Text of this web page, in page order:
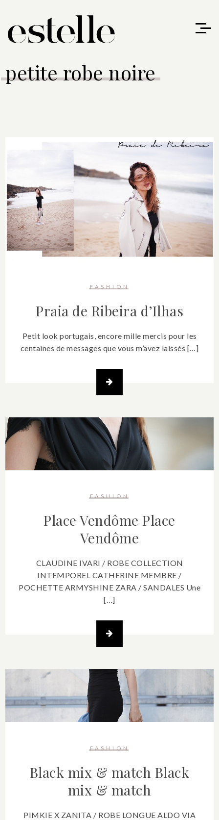
petite robe noire
FASHION
Praia de Ribeira d’Ilhas
Petit look portugais, encore mille mercis pour les
centaines de messages que vous m’avez laissés […]
FASHION
Place VendômePlace
Vendôme
CLAUDINE IVARI / ROBE COLLECTION
INTEMPOREL CATHERINE MEMBRE /
POCHETTE ARMYSHINE ZARA / SANDALES Une
[…]
FASHION
Black mix & match Black
mix & match
PIMKIE X ZANITA / ROBE LONGUE ALDO VIA